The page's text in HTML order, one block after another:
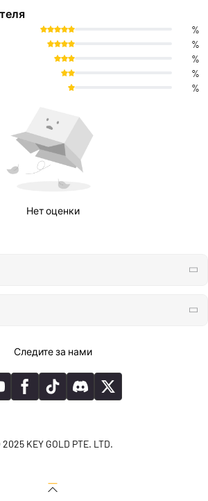
%
%
%
%
%
Нет оценки
Следите за нами
KEY GOLD PTE. LTD.